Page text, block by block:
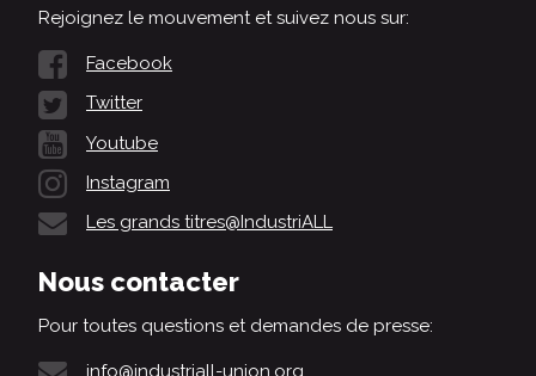
Rejoignez le mouvement et suivez nous sur:
Facebook
Twitter
Youtube
Instagram
Les grands titres@IndustriALL
Nous contacter
Pour toutes questions et demandes de presse:
info@industriall-union.org